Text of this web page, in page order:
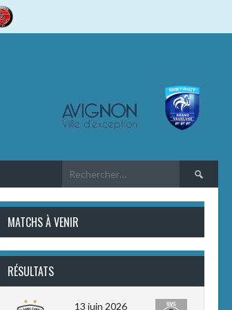
Rechercher :
MATCHS À VENIR
RÉSULTATS
13 juin 2026